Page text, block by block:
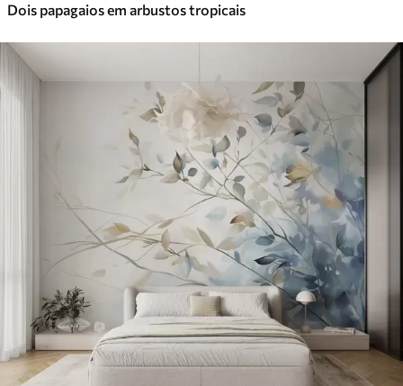
Dois papagaios em arbustos tropicais